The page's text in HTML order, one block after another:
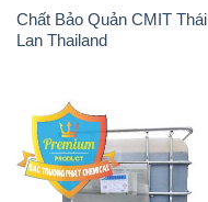
Chất Bảo Quản CMIT Thái
Lan Thailand